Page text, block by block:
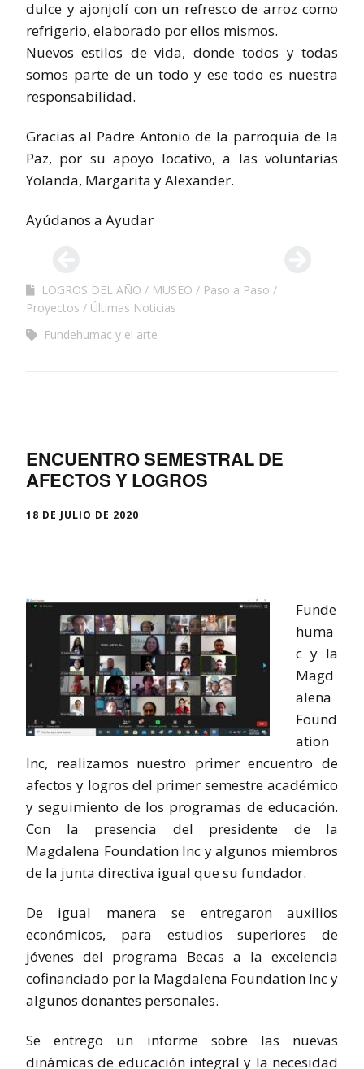
dulce y ajonjolí con un refresco de arroz como
refrigerio, elaborado por ellos mismos.
Nuevos estilos de vida, donde todos y todas
somos parte de un todo y ese todo es nuestra
responsabilidad.
Gracias al Padre Antonio de la parroquia de la
Paz, por su apoyo locativo, a las voluntarias
Yolanda, Margarita y Alexander.
Ayúdanos a Ayudar
LOGROS DEL AÑO MUSEO
Paso a Paso
Proyectos
Últimas Noticias
Fundehumac y el arte
ENCUENTRO SEMESTRAL DE
AFECTOS Y LOGROS
18 DE JULIO DE 2020
Funde
huma
c y la
Magd
alena
Found
ation
Inc, realizamos nuestro primer encuentro de
afectos y logros del primer semestre académico
y seguimiento de los programas de educación.
Con la presencia del presidente de la
Magdalena Foundation Inc y algunos miembros
de la junta directiva igual que su fundador.
De igual manera se entregaron auxilios
económicos, para estudios superiores de
jóvenes del programa Becas a la excelencia
cofinanciado por la Magdalena Foundation Inc y
algunos donantes personales.
Se entrego un informe sobre las nuevas
dinámicas de educación integral y la necesidad